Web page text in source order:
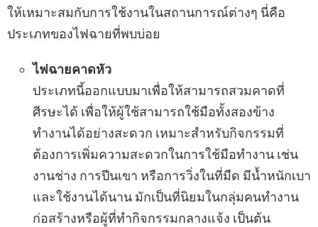
ให้เหมาะสมกับการใช้งานในสถานการณ์ต่างๆ นี่คือ
ประเภทของไฟฉายที่พบบ่อย
ไฟฉายคาดหัว
ประเภทนี้ออกแบบมาเพื่อให้สามารถสวมคาดที่
ศีรษะได้ เพื่อให้ผู้ใช้สามารถใช้มือทั้งสองข้าง
ทำงานได้อย่างสะดวก เหมาะสำหรับกิจกรรมที่
ต้องการเพิ่มความสะดวกในการใช้มือทำงาน เช่น
งานช่าง การปีนเขา หรือการวิ่งในที่มืด มีน้ำหนักเบา
และใช้งานได้นาน มักเป็นที่นิยมในกลุ่มคนทำงาน
ก่อสร้างหรือผู้ที่ทำกิจกรรมกลางแจ้ง เป็นต้น